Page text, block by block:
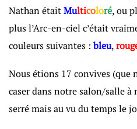
Nathan étaitMulticoloré, ou
plus l’Arc-en-ciel c’était
couleurs suivantes : bleu,
Nous étions 17 convives (que
caser dans notre salon/salle à
serré mais au vu du temps le